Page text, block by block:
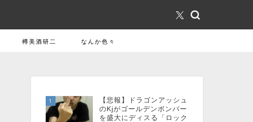
樽美酒研二 なんか色々
1
【悲報】ドラゴンアッシュ
のKjがゴールデンボンバー
を盛大にディスる「ロック